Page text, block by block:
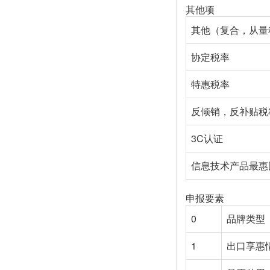
其他项
其他（复合，从量
协定税率
特惠税率
反倾销，反补贴
3C认证
信息技术产品最
申报要素
0
品牌类型
1
出口享惠